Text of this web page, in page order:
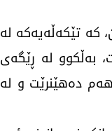
کە تێکەڵەیەکه‌ لە
به‌ڵكوو له‌ ڕێگه‌ی
ده‌هێنرێت و له‌